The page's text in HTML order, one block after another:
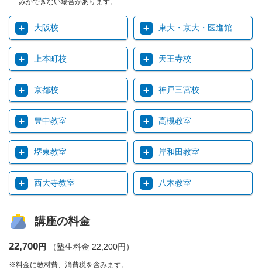
みができない場合があります。
大阪校 東大・京大・医進館
上本町校 天王寺校
京都校 神戸三宮校
豊中教室 高槻教室
堺東教室 岸和田教室
西大寺教室 八木教室
講座の料金
22,700円 （塾生料金 22,200円）
※料金に教材費、消費税を含みます。